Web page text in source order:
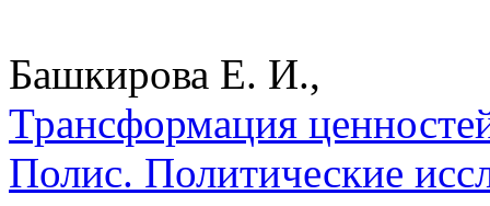
Башкирова Е. И.,
Трансформация
Полис. Политические